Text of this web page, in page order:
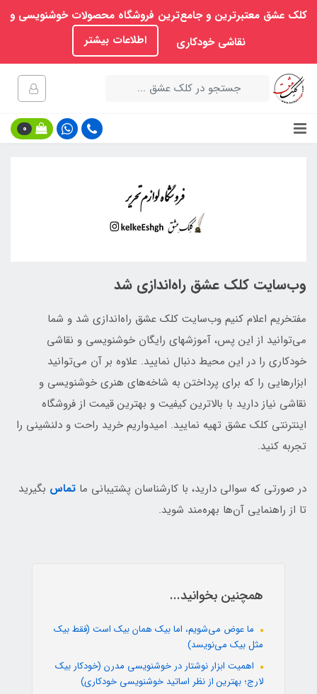
کلک عشق معتبرترین و جامع‌ترین فروشگاه محصولات خوشنویسی و
نقاشی خودکاری
اطلاعات بیشتر
0
وب‌سایت کلک عشق راه‌اندازی شد
مفتخریم اعلام کنیم وب‌سایت کلک عشق راه‌اندازی شد و شما
می‌توانید از این پس، آموزشهای رایگان خوشنویسی و نقاشی
خودکاری را در این محیط دنبال نمایید. علاوه بر آن می‌توانید
ابزارهایی را که برای پرداختن به شاخه‌های هنری خوشنویسی و
نقاشی نیاز دارید با بالاترین کیفیت و بهترین قیمت از فروشگاه
اینترنتی کلک عشق تهیه نمایید. امیدواریم خرید راحت و دلنشینی را
تجربه کنید.
در صورتی که سوالی دارید، با کارشناسان پشتیبانی ما تماس بگیرید
تا از راهنمایی آن‌ها بهره‌مند شوید.
همچنین بخوانید...
ما عوض می‌شویم، اما بیک همان بیک است (فقط بیک
مثل بیک می‌نویسد)
اهمیت ابزار نوشتار در خوشنویسی مدرن (خودکار بیک
لارج؛ بهترین از نظر اساتید خوشنویسی خودکاری)